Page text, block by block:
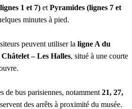
1 et 7) et Pyramides (lignes 7 et
minutes à pied.
peuvent utiliser la ligne A du
Châtelet – Les Halles, situé à une courte
de bus parisiennes, notamment 21, 27,
des arrêts à proximité du musée.